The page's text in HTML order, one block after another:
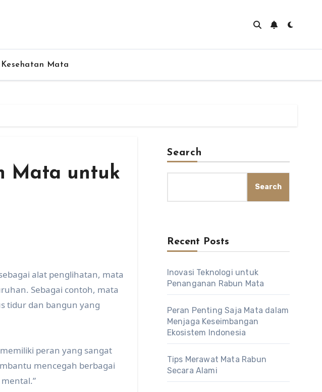
Kesehatan Mata
Mata untuk
alat penglihatan, mata
Sebagai contoh, mata
tidur dan bangun yang
peran yang sangat
mencegah berbagai
Search
Search
Recent Posts
Inovasi Teknologi untuk
Penanganan Rabun Mata
Peran Penting Saja Mata dalam
Menjaga Keseimbangan
Ekosistem Indonesia
Tips Merawat Mata Rabun
Secara Alami